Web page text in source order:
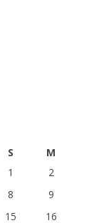
S
M
1
2
8
9
15
16